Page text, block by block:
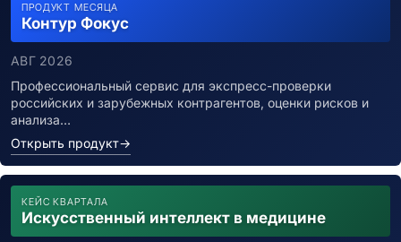
ПРОДУКТ МЕСЯЦА
Контур Фокус
АВГ 2026
Профессиональный сервис для экспресс-проверки
российских и зарубежных контрагентов, оценки рисков и
анализа…
Открыть продукт→
КЕЙС КВАРТАЛА
Искусственный интеллект в медицине